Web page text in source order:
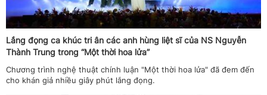
Lắng đọng ca khúc tri ân các anh hùng liệt sĩ của NS Nguyễn
Thành Trung trong “Một thời hoa lửa”
Chương trình nghệ thuật chính luận "Một thời hoa lửa" đã đem đến
cho khán giả nhiều giây phút lắng đọng.